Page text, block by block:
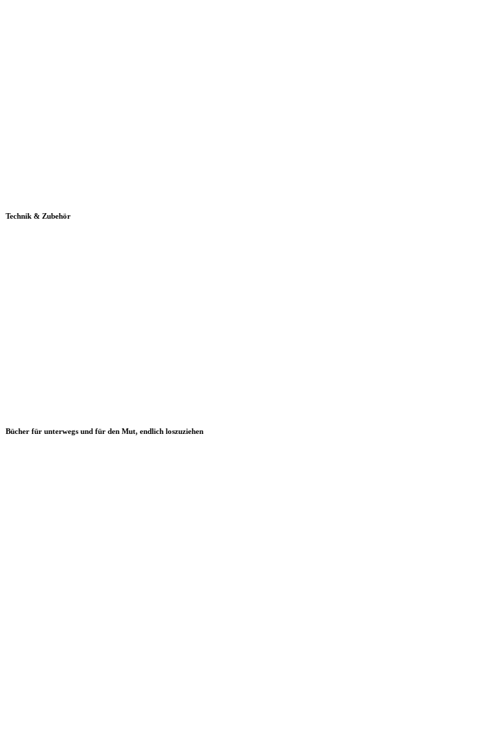
Technik & Zubehör
Bücher für unterwegs und für den Mut, endlich loszuziehen